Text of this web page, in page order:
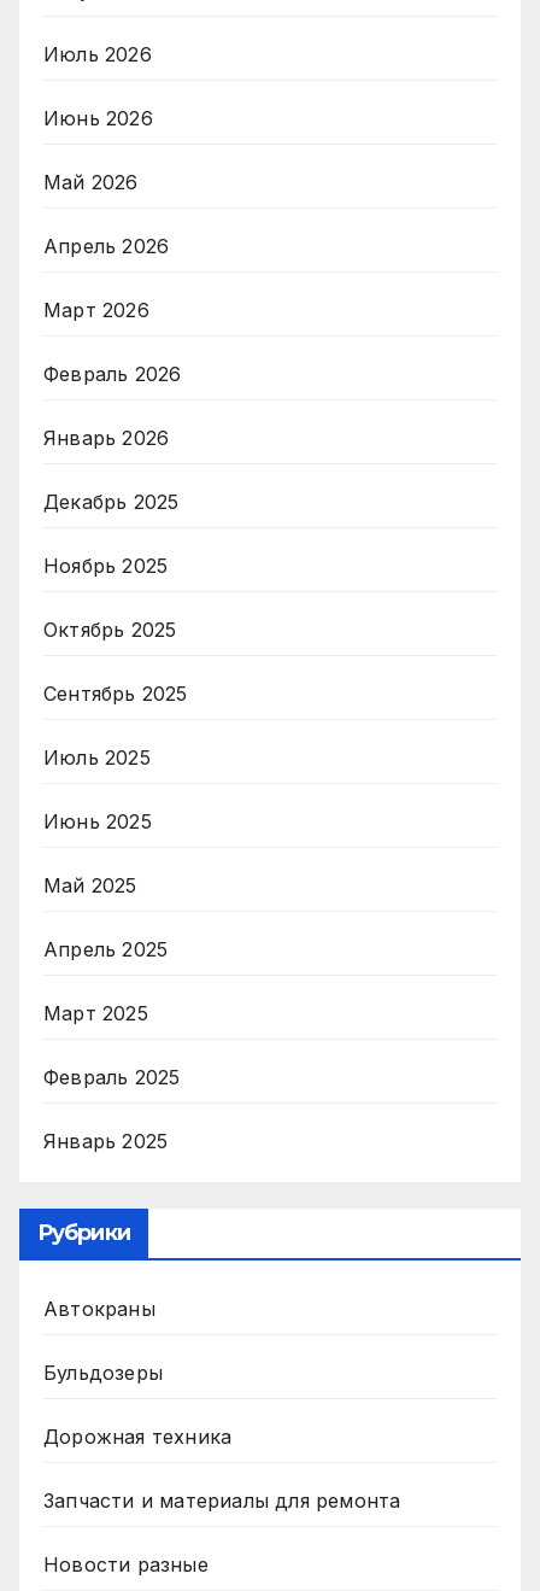
Июль 2026
Июнь 2026
Май 2026
Апрель 2026
Март 2026
Февраль 2026
Январь 2026
Декабрь 2025
Ноябрь 2025
Октябрь 2025
Сентябрь 2025
Июль 2025
Июнь 2025
Май 2025
Апрель 2025
Март 2025
Февраль 2025
Январь 2025
Рубрики
Автокраны
Бульдозеры
Дорожная техника
Запчасти и материалы для ремонта
Новости разные